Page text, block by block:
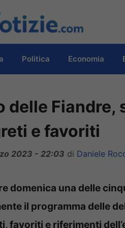
Politica Economia
delle Fiandre,
e favoriti
2023 - 22:03 di Daniele
domenica una delle
il programma delle
favoriti e riferimenti